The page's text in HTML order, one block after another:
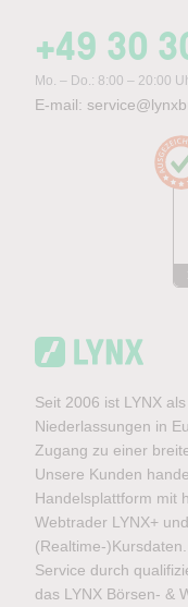
+49 30
Mo. – Do.: 8:00 – 20:00
E-mail:
Seit 2006 ist LYNX
Niederlassungen in
Zugang zu einer
Unsere Kunden
Handelsplattform mit
Webtrader LYNX+
(Realtime-
Service durch
das LYNX Börsen- &